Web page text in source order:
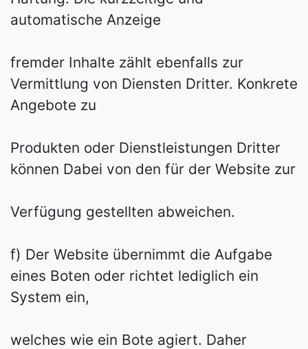
automatische Anzeige
fremder Inhalte zählt ebenfalls zur
Vermittlung von Diensten Dritter. Konkrete
Angebote zu
Produkten oder Dienstleistungen Dritter
können Dabei von den für der Website zur
Verfügung gestellten abweichen.
f) Der Website übernimmt die Aufgabe
eines Boten oder richtet lediglich ein
System ein,
welches wie ein Bote agiert. Daher